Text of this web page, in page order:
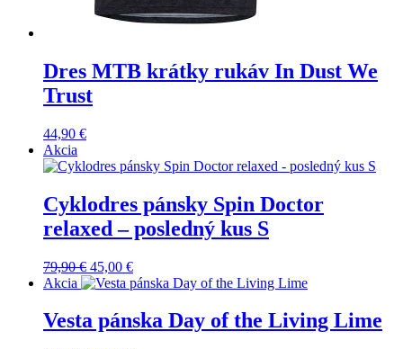
Dres MTB krátky rukáv In Dust We
Trust
44,90 €
Akcia
Cyklodres pánsky Spin Doctor
relaxed – posledný kus S
79,90€ Pôvodná
cena
79,90 €.
45,00 €Aktuálna
cena
45,00 €.
Akcia
Vesta pánska Day of the Living Lime